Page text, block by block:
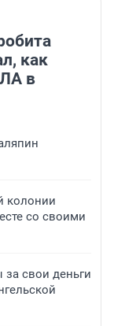
как
в
колонии
со своими
свои деньги